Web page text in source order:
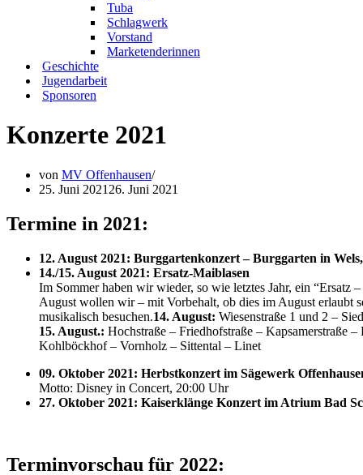
Tuba
Schlagwerk
Vorstand
Marketenderinnen
Geschichte
Jugendarbeit
Sponsoren
Konzerte 2021
von MV Offenhausen
25. Juni 2021 26. Juni 2021
Termine in 2021:
12. August 2021: Burggartenkonzert – Burggarten in
14./15. August 2021: Ersatz-Maiblasen
Im Sommer haben wir wieder, so wie letztes Jahr, ein
August wollen wir – mit Vorbehalt, ob dies im August erlaubt
musikalisch besuchen.14. August: Wiesenstraße 1 und 2 –
15. August.: Hochstraße – Friedhofstraße – Kapsamerstraße
Kohlböckhof – Vornholz – Sittental – Linet
09. Oktober 2021: Herbstkonzert im Sägewerk
Motto: Disney in Concert, 20:00 Uhr
27. Oktober 2021: Kaiserklänge Konzert im Atrium Bad
Terminvorschau für 2022: